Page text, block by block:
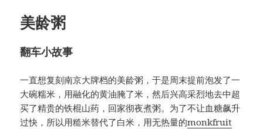
美龄粥
翻车小故事
一直想复刻南京大牌档的美龄粥，于是周末提前泡发了一
大碗糯米，用融化的黄油腌了米，然后兴高采烈地去中超
买了精贵的铁棍山药，回家彻夜煮粥。为了不让血糖飙升
过快，所以用糙米替代了白米，用无热量的monkfruit